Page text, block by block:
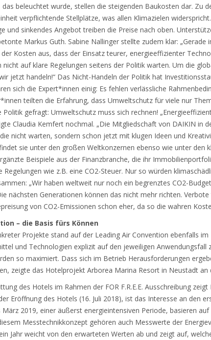
beleuchtet wurde, stellen die steigenden Baukosten dar. Zu
verpflichtende Stellplätze, was allen Klimazielen
und sinkendes Angebot treiben die Preise nach oben.
Markus Guth. Sabine Nallinger stellte zudem klar:
Kosten aus, dass der Einsatz teurer, energieeffizienter
nicht auf klare Regelungen seitens der Politik warten. Um die
jetzt handeln!“ Das Nicht-Handeln der Politik hat
sich die Expert*innen einig: Es fehlen verlässliche
teilten die Erfahrung, dass Umweltschutz für viele nur
Politik gefragt: Umweltschutz muss sich rechnen!
Claudia Kemfert nochmal. „Die Mitgliedschaft von DAIKIN in
nicht warten, sondern schon jetzt mit klugen Ideen und
sie unter den großen Weltkonzernen ebenso wie unter den
Beispiele aus der Finanzbranche, die ihr
Regelungen wie z.B. eine CO2-Steuer. Nur so würden
„Wir haben weltweit nur noch ein begrenztes CO2-
nächsten Generationen können das nicht mehr richten.
von CO2-Emissionen schon eher, da so die wahren
– die Basis fürs Können
Projekte stand auf der Leading Air Convention ebenfalls
und Technologien explizit auf den jeweiligen
so maximiert. Dass sich im Betrieb Herausforderungen
zeigte das Hotelprojekt Arborea Marina Resort in Neustadt an
des Hotels im Rahmen der FOR F.R.E.E. Ausschreibung
Eröffnung des Hotels (16. Juli 2018), ist das Interesse an den
März 2019, einer äußerst energieintensiven Periode, basieren
Messtechnikkonzept gehören auch Messwerte der
Jahr weicht von den erwarteten Werten ab und zeigt auf,